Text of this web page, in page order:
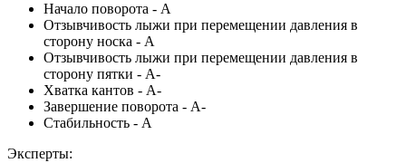
Начало поворота - А
Отзывчивость лыжи при перемещении давления в
сторону носка - А
Отзывчивость лыжи при перемещении давления в
сторону пятки - А-
Хватка кантов - А-
Завершение поворота - А-
Стабильность - А
Эксперты: